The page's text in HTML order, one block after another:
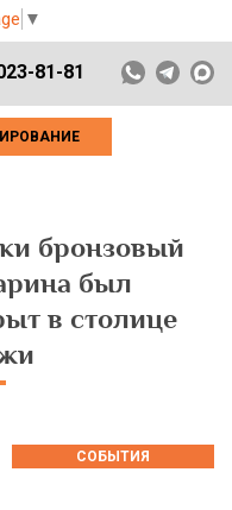
▼
81-81
бронзовый
был
в столице
СОБЫТИЯ